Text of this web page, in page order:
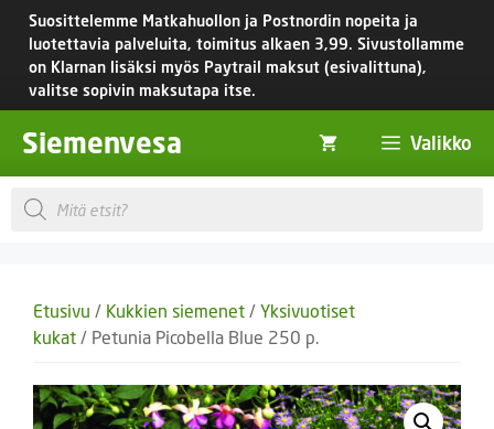
Siirry
sisältöön
Suosittelemme Matkahuollon ja Postnordin nopeita ja
luotettavia palveluita, toimitus alkaen 3,99. Sivustollamme
on Klarnan lisäksi myös Paytrail maksut (esivalittuna),
valitse sopivin maksutapa itse.
Siemenvesa Valikko
Products
search
Etusivu / Kukkien siemenet / Yksivuotiset
kukat / Petunia Picobella Blue 250 p.